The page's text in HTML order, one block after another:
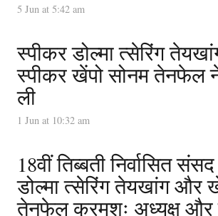
5 Jun at 5:42 am
स्पीकर डोल्मा त्सेरिंग
स्पीकर खेंपो सोनम
ली
1 Jun at 10:32 am
18वीं तिब्बती निर्वासित
डोल्मा त्सेरिंग तेयखांग और
तेनफेल क्रमशः अध्यक्ष और